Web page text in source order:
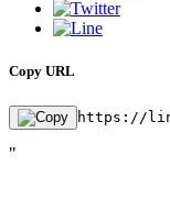
Copy URL
https://
"